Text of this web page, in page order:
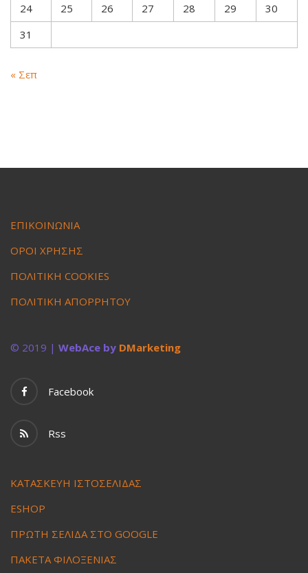
24
25 26 27 28 29
30
31
« Σεπ
ΕΠΙΚΟΙΝΩΝΙΑ
ΟΡΟΙ ΧΡΗΣΗΣ
ΠΟΛΙΤΙΚΗ COOKIES
ΠΟΛΙΤΙΚΗ ΑΠΟΡΡΗΤΟΥ
© 2019 | WebAce by DMarketing
Facebook
Rss
ΚΑΤΑΣΚΕΥΗ ΙΣΤΟΣΕΛΙΔΑΣ
ESHOP
ΠΡΩΤΗ ΣΕΛΙΔΑ ΣΤΟ GOOGLE
ΠΑΚΕΤΑ ΦΙΛΟΞΕΝΙΑΣ